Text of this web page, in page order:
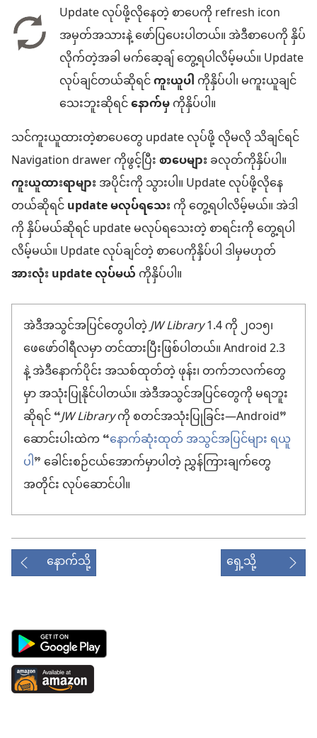
Update လုပ်ဖို့လိုနေတဲ့ စာပေကို refresh icon
အမှတ်အသားနဲ့ ဖော်ပြပေးပါတယ်။ အဲဒီစာပေကို နှိပ်
လိုက်တဲ့အခါ မက်ဆေ့ချ် တွေ့ရပါလိမ့်မယ်။ Update
လုပ်ချင်တယ်ဆိုရင်ကူးယူပါကိုနှိပ်ပါ၊ မကူးယူချင်
သေးဘူးဆိုရင်နောက်မှကိုနှိပ်ပါ။
သင်ကူးယူထားတဲ့စာပေတွေ update လုပ်ဖို့ လိုမလို သိချင်ရင်
Navigation drawer ကိုဖွင့်ပြီးစာပေများခလုတ်ကိုနှိပ်ပါ။
ကူးယူထားရာများအပိုင်းကို သွားပါ။ Update လုပ်ဖို့လိုနေ
တယ်ဆိုရင်update မလုပ်ရသေးကို တွေ့ရပါလိမ့်မယ်။ အဲဒါ
ကို နှိပ်မယ်ဆိုရင် update မလုပ်ရသေးတဲ့ စာရင်းကို တွေ့ရပါ
လိမ့်မယ်။ Update လုပ်ချင်တဲ့ စာပေကိုနှိပ်ပါ ဒါမှမဟုတ်
အားလုံး update လုပ်မယ်ကိုနှိပ်ပါ။
အဲဒီအသွင်အပြင်တွေပါတဲ့JW Library1.4 ကို ၂၀၁၅၊
ဖေဖော်ဝါရီလမှာ တင်ထားပြီးဖြစ်ပါတယ်။ Android 2.3
နဲ့ အဲဒီနောက်ပိုင်း အသစ်ထုတ်တဲ့ ဖုန်း၊ တက်ဘလက်တွေ
မှာ အသုံးပြုနိုင်ပါတယ်။ အဲဒီအသွင်အပြင်တွေကို မရဘူး
ဆိုရင် “JW Libraryကို စတင်အသုံးပြုခြင်း—Android”
ဆောင်းပါးထဲက “နောက်ဆုံးထုတ် အသွင်အပြင်များ ရယူ
ပါ” ခေါင်းစဉ်ငယ်အောက်မှာပါတဲ့ ညွှန်ကြားချက်တွေ
အတိုင်း လုပ်ဆောင်ပါ။
နောက်သို့ ရှေ့သို့
Android
App
on
Available
at